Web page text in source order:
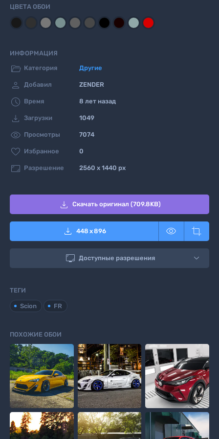
ЦВЕТА ОБОИ
ИНФОРМАЦИЯ
 Категория Другие
 Добавил ZENDER
 Время 8 лет назад
 Загрузки 1049
 Просмотры 7074
 Избранное 0
 Разрешение 2560 x 1440 px
 Скачать оригинал (709.8KB)
 448 x896  
 Доступные разрешения
ТЕГИ
Scion FR
ПОХОЖИЕ ОБОИ